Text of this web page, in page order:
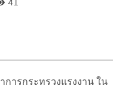
ารกระทรวงแรงงาน ใน